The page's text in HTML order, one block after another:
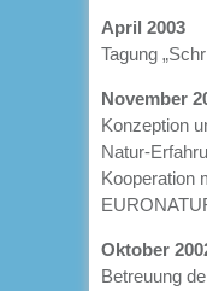
April 2003
Tagung
November
Konzeption
Natur-
Kooperation
Oktober
Betreuung